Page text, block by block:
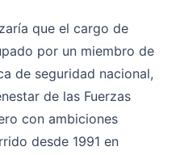
que el cargo de
por un miembro de
de seguridad nacional,
de las Fuerzas
con ambiciones
desde 1991 en